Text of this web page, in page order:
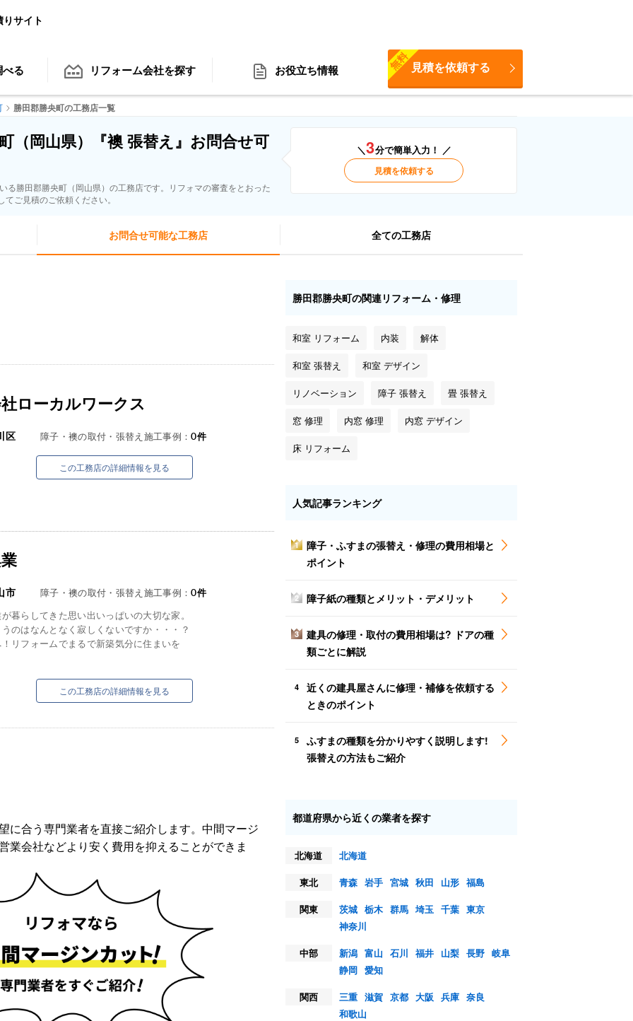
サイト
る リフォーム会社を探す お役立ち情報 見積を依頼する
無料
勝田郡勝央町の工務店一覧
（岡山県）『襖 張替え』お問合せ可
る勝田郡勝央町（岡山県）の工務店です。リフォマの審査をとおった
ご見積のご依頼ください。
＼3分で簡単入力！ ／
見積を依頼する
お問合せ可能な工務店 全ての工務店
ローカルワークス
区 障子・襖の取付・張替え施工事例：0件
この工務店の詳細情報を見る
市 障子・襖の取付・張替え施工事例：0件
暮らしてきた思い出いっぱいの大切な家。
のはなんとなく寂しくないですか・・・？
リフォームでまるで新築気分に住まいを
この工務店の詳細情報を見る
に合う専門業者を直接ご紹介します。中間マージ
業会社などより安く費用を抑えることができま
勝田郡勝央町の関連リフォーム・修理
和室 リフォーム 内装 解体
和室 張替え 和室 デザイン
リノベーション 障子 張替え 畳 張替え
窓 修理 内窓 修理 内窓 デザイン
床 リフォーム
人気記事ランキング
1
障子・ふすまの張替え・修理の費用相場と
ポイント
2 障子紙の種類とメリット・デメリット
3
建具の修理・取付の費用相場は? ドアの種
類ごとに解説
4
近くの建具屋さんに修理・補修を依頼する
ときのポイント
5
ふすまの種類を分かりやすく説明します!
張替えの方法もご紹介
都道府県から近くの業者を探す
北海道
北海道
東北
青森 岩手 宮城 秋田 山形 福島
関東
茨城 栃木 群馬 埼玉 千葉 東京
神奈川
中部
新潟 富山 石川 福井 山梨 長野 岐阜
静岡 愛知
関西
三重 滋賀 京都 大阪 兵庫 奈良
和歌山